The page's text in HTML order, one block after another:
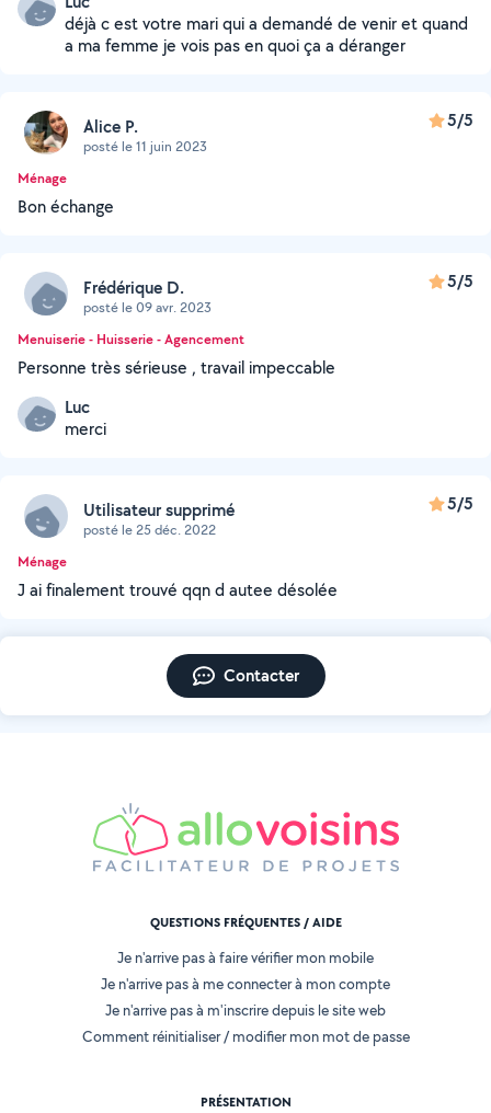
déjà c est votre mari qui a demandé de venir et quand
a ma femme je vois pas en quoi ça a déranger
Alice P.
posté le 11 juin 2023
5/5
Ménage
Bon échange
Frédérique D.
posté le 09 avr. 2023
5/5
Menuiserie - Huisserie - Agencement
Personne très sérieuse , travail impeccable
Luc
merci
Utilisateur supprimé
posté le 25 déc. 2022
5/5
Ménage
J ai finalement trouvé qqn d autee désolée
Contacter
QUESTIONS FRÉQUENTES / AIDE
Je n'arrive pas à faire vérifier mon mobile
Je n'arrive pas à me connecter à mon compte
Je n'arrive pas à m'inscrire depuis le site web
Comment réinitialiser / modifier mon mot de passe
PRÉSENTATION